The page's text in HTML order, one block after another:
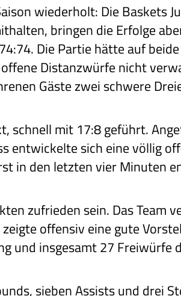
wiederholt: Die Baskets
bringen die Erfolge
Die Partie hätte auf
Distanzwürfe nicht
Gäste zwei schwere
schnell mit 17:8 geführt.
entwickelte sich eine völlig
in den letzten vier Minuten
zufrieden sein. Das Team
offensiv eine gute
und insgesamt 27 Freiwürfe
sieben Assists und drei